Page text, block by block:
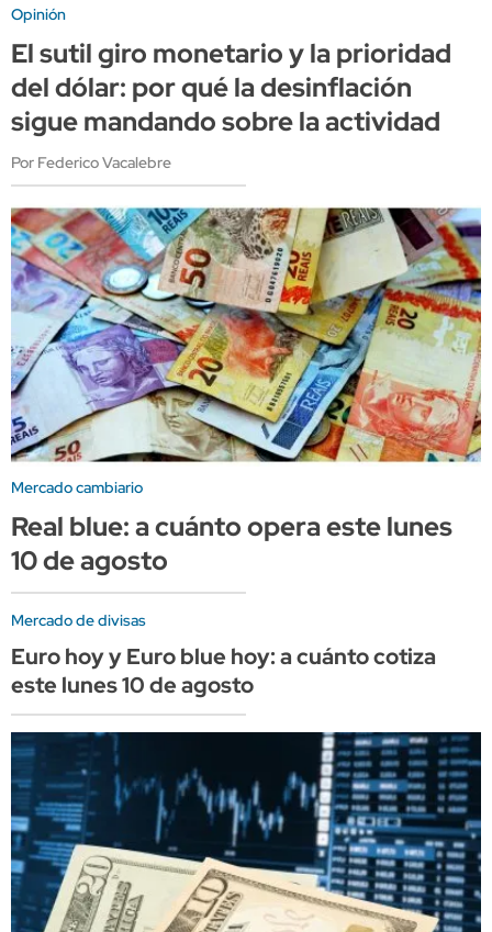
Opinión
El sutil giro monetario y la prioridad
del dólar: por qué la desinflación
sigue mandando sobre la actividad
Por Federico Vacalebre
Mercado cambiario
Real blue: a cuánto opera este lunes
10 de agosto
Mercado de divisas
Euro hoy y Euro blue hoy: a cuánto cotiza
este lunes 10 de agosto